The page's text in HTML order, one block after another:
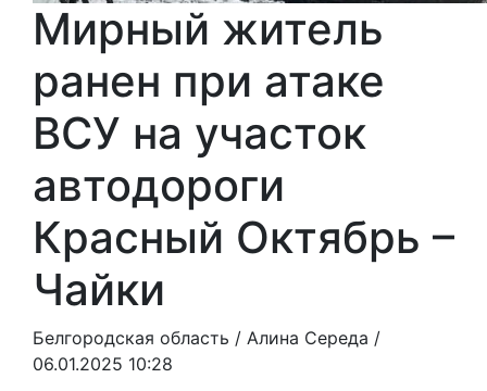
Мирный житель
ранен при атаке
ВСУ на участок
автодороги
Красный Октябрь –
Чайки
Белгородская область / Алина Середа /
06.01.2025 10:28